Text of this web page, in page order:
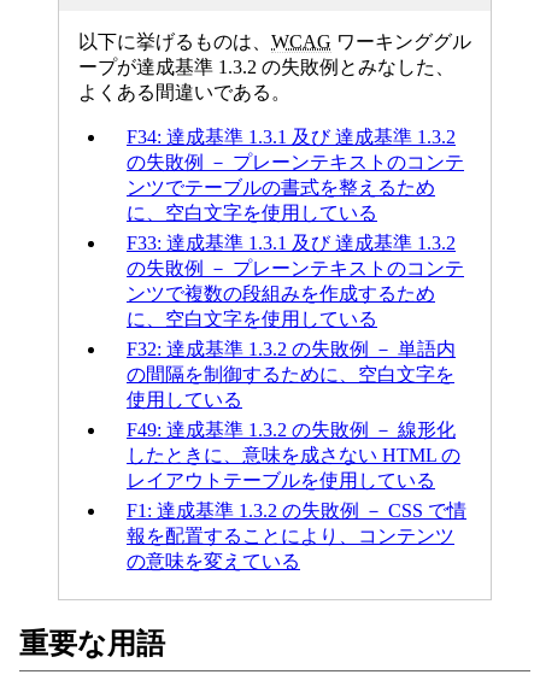
以下に挙げるものは、 WCAG ワーキンググル
ープが達成基準 1.3.2 の失敗例とみなした、
よくある間違いである。
F34: 達成基準 1.3.1 及び 達成基準 1.3.2
の失敗例 － プレーンテキストのコンテ
ンツでテーブルの書式を整えるため
に、空白文字を使用している
F33: 達成基準 1.3.1 及び 達成基準 1.3.2
の失敗例 － プレーンテキストのコンテ
ンツで複数の段組みを作成するため
に、空白文字を使用している
F32: 達成基準 1.3.2 の失敗例 － 単語内
の間隔を制御するために、空白文字を
使用している
F49: 達成基準 1.3.2 の失敗例 － 線形化
したときに、意味を成さない HTML の
レイアウトテーブルを使用している
F1: 達成基準 1.3.2 の失敗例 － CSS で情
報を配置することにより、コンテンツ
の意味を変えている
重要な用語